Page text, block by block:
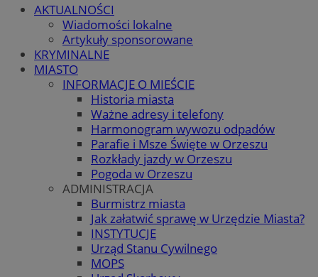
AKTUALNOŚCI
Wiadomości lokalne
Artykuły sponsorowane
KRYMINALNE
MIASTO
INFORMACJE O MIEŚCIE
Historia miasta
Ważne adresy i telefony
Harmonogram wywozu odpadów
Parafie i Msze Święte w Orzeszu
Rozkłady jazdy w Orzeszu
Pogoda w Orzeszu
ADMINISTRACJA
Burmistrz miasta
Jak załatwić sprawę w Urzędzie Miasta?
INSTYTUCJE
Urząd Stanu Cywilnego
MOPS